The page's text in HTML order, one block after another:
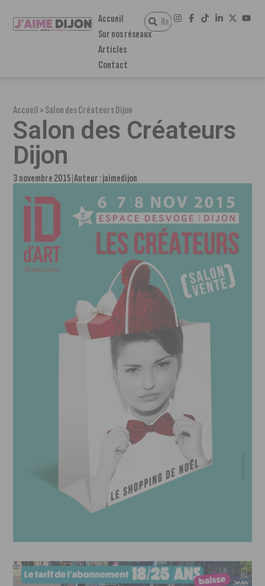
Accueil
Sur nos réseaux
Articles
Contact
Accueil»Salon des Créateurs Dijon
Salon des Créateurs
Dijon
3 novembre 2015 Auteur :jaimedijon